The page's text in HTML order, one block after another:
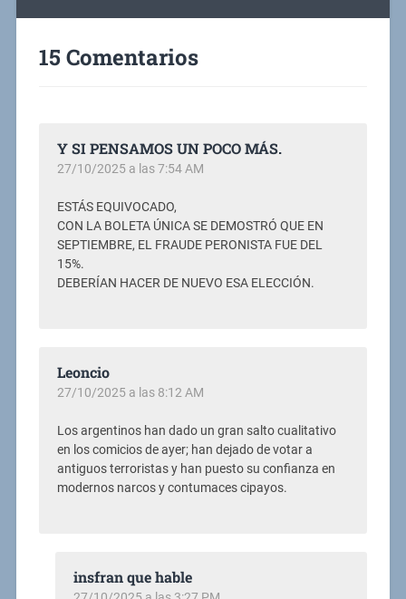
15 Comentarios
Y SI PENSAMOS UN POCO MÁS.
27/10/2025 a las 7:54 AM
ESTÁS EQUIVOCADO,
CON LA BOLETA ÚNICA SE DEMOSTRÓ QUE EN
SEPTIEMBRE, EL FRAUDE PERONISTA FUE DEL
15%.
DEBERÍAN HACER DE NUEVO ESA ELECCIÓN.
Leoncio
27/10/2025 a las 8:12 AM
Los argentinos han dado un gran salto cualitativo
en los comicios de ayer; han dejado de votar a
antiguos terroristas y han puesto su confianza en
modernos narcos y contumaces cipayos.
insfran que hable